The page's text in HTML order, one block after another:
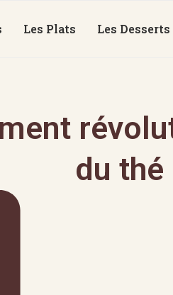
Les Plats Les Desserts
du thé